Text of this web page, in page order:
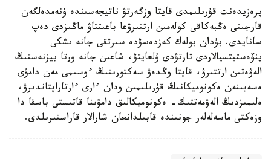
پرەزيدەنت قۇرىلىمدى قايتا وزگەرتۋ ناتيجەسىندە ۇنەمدەلگەن
قارجىنى ەڭبەكاقى كولەمىن ارتتىرۋعا باعىتتاۋ ماڭىزدى دەپ
سانايدى. بۇدان بولەك كەزدەسۋدە سىرتقى جانە ىشكى
ينۆەستيتسيالاردى تارتۋدى ۇلعايتۋ، شاعىن جانە ورتا بيزنەستىڭ
الەۋەتىن ارتتىرۋ، قايتا وڭدەۋ سەكتورىنىڭ ءوسىمى مەن دامۋى
ەسەبىنەن ەكونوميكانىڭ قۇرىلىمىن ودان ءارى ءارتاراپتاندىرۋ،
ەلىمىزدىڭ الەۋمەتتىك- ەكونوميكالىق دامۋىنا قاتىستى باسقا دا
وزەكتى ماسەلەلەر جونىندە قابىلدانعان شارالار قاراستىرىلدى.